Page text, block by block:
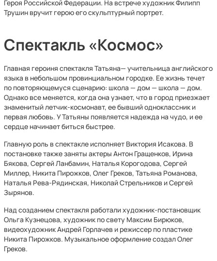
Героя Российской Федерации. На встрече художник Филипп
Трушин вручит герою его скульптурный портрет.
Спектакль «Космос»
Главная героиня спектакля Татьяна— учительница английского
языка в небольшом провинциальном городке. Ее жизнь течет
по повторяющемуся сценарию: школа — дом — школа — дом.
Однако все меняется, когда она узнает, что в город приезжает
знаменитый летчик-космонавт, ее бывший одноклассник и
первая любовь. У Татьяны появляется надежда на чудо, и ее
сердце начинает биться быстрее.
Главную роль в спектакле исполняет Виктория Исакова. В
постановке также заняты актеры Антон Гращенков, Ирина
Бякова, Сергей Ланбамин, Наталья Корогодова, Сергей
Миллер, Никита Пирожков, Олег Греков, Татьяна Романова,
Наталья Рева-Рядинская, Николай Стрельников и Сергей
Зырянов.
Над созданием спектакля работали художник-постановщик
Ольга Кузнецова, художник по свету Максим Бирюков,
видеохудожник Андрей Горлачев и режиссер по пластике
Никита Пирожков. Музыкальное оформление создал Олег
Греков.